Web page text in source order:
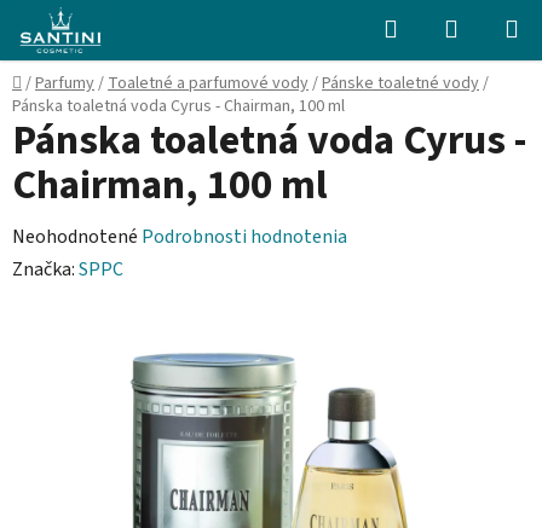
Prejsť
obsah
Hľadať
KOŠÍK
Domov
/Parfumy/Toaletné a parfumové vody/Pánske toaletné vody/
Pánska toaletná voda Cyrus - Chairman, 100 ml
Pánska toaletná voda Cyrus -
Chairman, 100 ml
Priemerné
hodnotenie
Neohodnotené Podrobnosti hodnotenia
Značka:SPPC